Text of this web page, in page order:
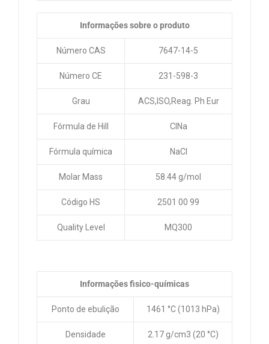
Informações sobre o produto
Número CAS 7647-14-5
Número CE 231-598-3
Grau ACS,ISO,Reag. Ph Eur
Fórmula de Hill ClNa
Fórmula química NaCl
Molar Mass 58.44 g/mol
Código HS 2501 00 99
Quality Level MQ300
Informações fisico-químicas
Ponto de ebulição 1461 °C (1013 hPa)
Densidade 2.17 g/cm3 (20 °C)